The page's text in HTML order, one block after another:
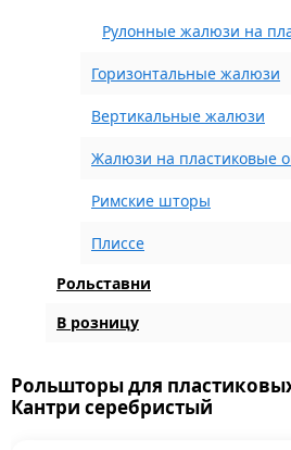
Рулонные жалюзи на
Горизонтальные жалюзи
Вертикальные жалюзи
Жалюзи на пластиковые
Римские шторы
Плиссе
Рольставни
В розницу
Рольшторы для
Кантри серебристый